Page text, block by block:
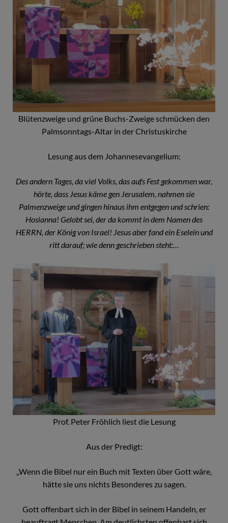
Blütenzweige und grüne Buchs-Zweige schmücken den
Palmsonntags-Altar in der Christuskirche
Lesung aus dem Johannesevangelium:
Des andern Tages, da viel Volks, das aufs Fest gekommen war,
hörte, dass Jesus käme gen Jerusalem, nahmen sie
Palmenzweige und gingen hinaus ihm entgegen und schrien:
Hosianna! Gelobt sei, der da kommt in dem Namen des
HERRN, der König von Israel! Jesus aber fand ein Eselein und
ritt darauf; wie denn geschrieben steht:…
Prof. Peter Fröhlich liest die Lesung
Aus der Predigt:
„Wenn die Bibel nur ein Buch mit Texten über Gott wäre,
hätte sie uns nichts Besonderes zu sagen.
Gott offenbart sich in der Bibel in seinem Handeln, er